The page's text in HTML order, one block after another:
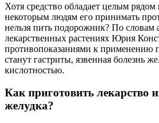
Хотя средство обладает целым
некоторым людям его принимать
нельзя пить подорожник? По словам
лекарственных растениях Юрия
противопоказаниями к применению
станут гастриты, язвенная болезнь
кислотностью.
Как приготовить лекарство
желудка?